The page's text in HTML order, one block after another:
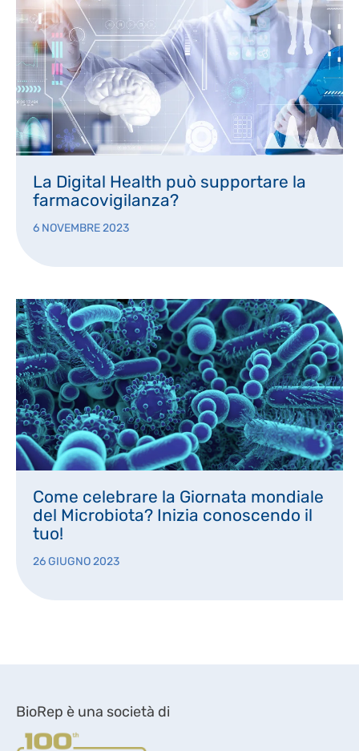
La Digital Health può supportare la
farmacovigilanza?
6 NOVEMBRE 2023
Come celebrare la Giornata mondiale
del Microbiota? Inizia conoscendo il
tuo!
26 GIUGNO 2023
BioRep è una società di